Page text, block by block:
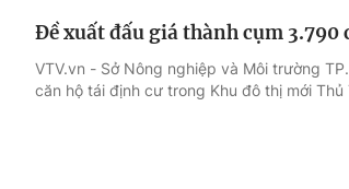
Điện ảnh
Âm nhạc
Sao
Du
Đề xuất đấu giá thành cụm
VTV.vn - Sở Nông nghiệp và Môi trường
căn hộ tái định cư trong Khu đô thị mới